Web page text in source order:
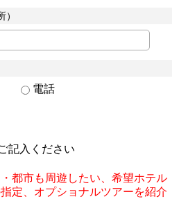
電話
記入ください
都市も周遊したい、希望ホテル
定、オプショナルツアーを紹介